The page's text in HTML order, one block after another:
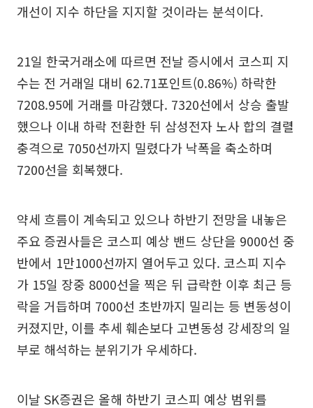
개선이 지수 하단을 지지할 것이라는 분석이다.
21일 한국거래소에 따르면 전날 증시에서 코스피 지
수는 전 거래일 대비 62.71포인트(0.86%) 하락한
7208.95에 거래를 마감했다. 7320선에서 상승 출발
했으나 이내 하락 전환한 뒤 삼성전자 노사 합의 결렬
충격으로 7050선까지 밀렸다가 낙폭을 축소하며
7200선을 회복했다.
약세 흐름이 계속되고 있으나 하반기 전망을 내놓은
주요 증권사들은 코스피 예상 밴드 상단을 9000선 중
반에서 1만1000선까지 열어두고 있다. 코스피 지수
가 15일 장중 8000선을 찍은 뒤 급락한 이후 최근 등
락을 거듭하며 7000선 초반까지 밀리는 등 변동성이
커졌지만, 이를 추세 훼손보다 고변동성 강세장의 일
부로 해석하는 분위기가 우세하다.
이날 SK증권은 올해 하반기 코스피 예상 범위를